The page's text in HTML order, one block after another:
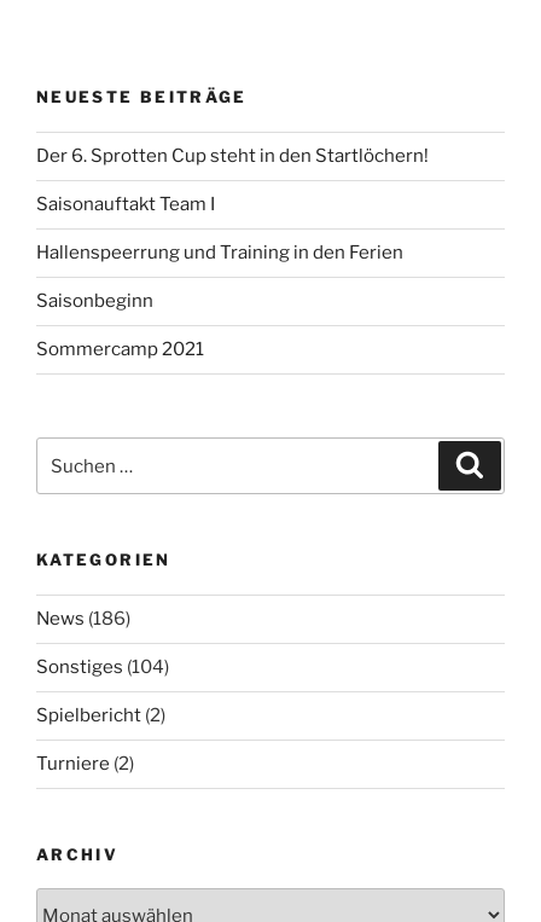
NEUESTE BEITRÄGE
Der 6. Sprotten Cup steht in den Startlöchern!
Saisonauftakt Team I
Hallenspeerrung und Training in den Ferien
Saisonbeginn
Sommercamp 2021
nach:
KATEGORIEN
News (186)
Sonstiges (104)
Spielbericht (2)
Turniere (2)
ARCHIV